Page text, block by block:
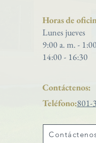
Horas de
Lunes jueves
9:00 a. m. -
14:00 - 16:30
Contáctenos:
Teléfono:801-